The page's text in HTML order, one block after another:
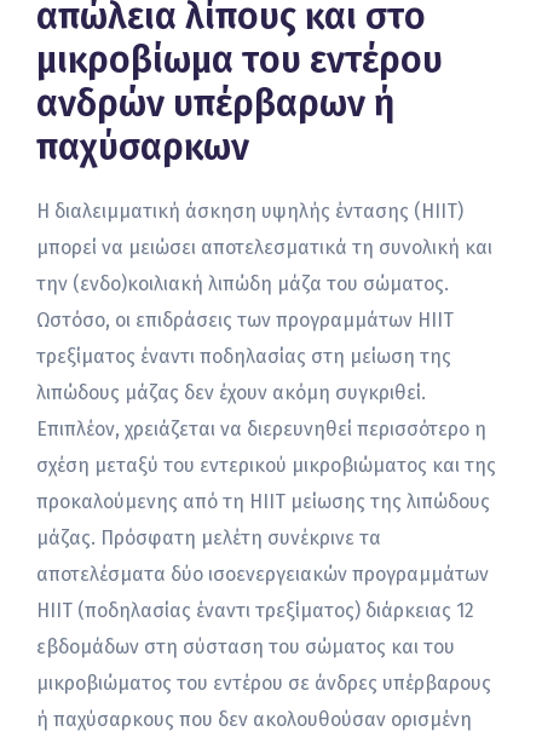
απώλεια λίπους και στο
μικροβίωμα του εντέρου
ανδρών υπέρβαρων ή
παχύσαρκων
Η διαλειμματική άσκηση υψηλής έντασης (HIIT)
μπορεί να μειώσει αποτελεσματικά τη συνολική και
την (ενδο)κοιλιακή λιπώδη μάζα του σώματος.
Ωστόσο, οι επιδράσεις των προγραμμάτων HIIΤ
τρεξίματος έναντι ποδηλασίας στη μείωση της
λιπώδους μάζας δεν έχουν ακόμη συγκριθεί.
Επιπλέον, χρειάζεται να διερευνηθεί περισσότερο η
σχέση μεταξύ του εντερικού μικροβιώματος και της
προκαλούμενης από τη HIIT μείωσης της λιπώδους
μάζας. Πρόσφατη μελέτη συνέκρινε τα
αποτελέσματα δύο ισοενεργειακών προγραμμάτων
HIIT (ποδηλασίας έναντι τρεξίματος) διάρκειας 12
εβδομάδων στη σύσταση του σώματος και του
μικροβιώματος του εντέρου σε άνδρες υπέρβαρους
ή παχύσαρκους που δεν ακολουθούσαν ορισμένη